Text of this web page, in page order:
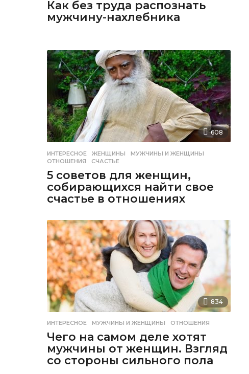
Как без труда распознать
мужчину-нахлебника
608
ИНТЕРЕСНОЕ ЖЕНЩИНЫ ,МУЖЧИНЫ И ЖЕНЩИНЫ
ОТНОШЕНИЯ
,СЧАСТЬЕ
5 советов для женщин,
собирающихся найти свое
счастье в отношениях
834
ИНТЕРЕСНОЕ МУЖЧИНЫ И ЖЕНЩИНЫ ,ОТНОШЕНИЯ
Чего на самом деле хотят
мужчины от женщин. Взгляд
со стороны сильного пола